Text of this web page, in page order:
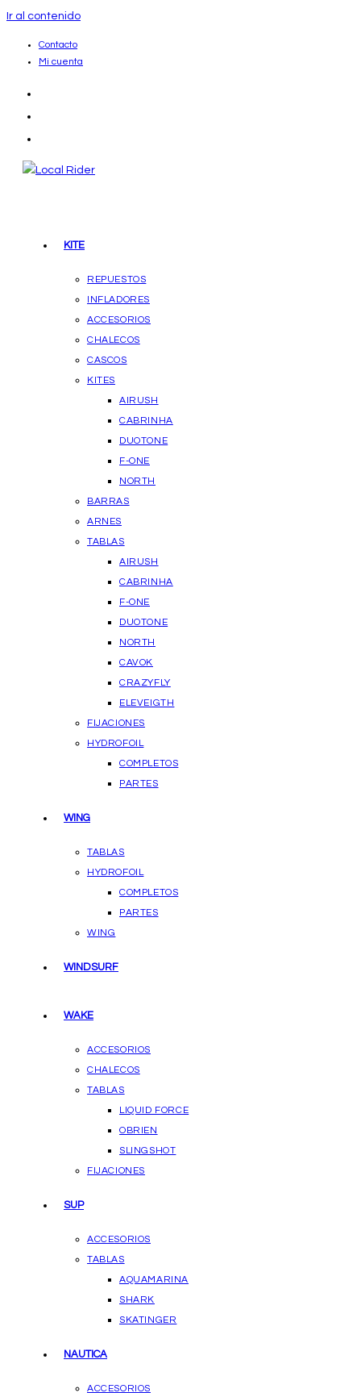
Ir al contenido
Contacto
Mi cuenta
KITE
REPUESTOS
INFLADORES
ACCESORIOS
CHALECOS
CASCOS
KITES
AIRUSH
CABRINHA
DUOTONE
F-ONE
NORTH
BARRAS
ARNES
TABLAS
AIRUSH
CABRINHA
F-ONE
DUOTONE
NORTH
CAVOK
CRAZYFLY
ELEVEIGTH
FIJACIONES
HYDROFOIL
COMPLETOS
PARTES
WING
TABLAS
HYDROFOIL
COMPLETOS
PARTES
WING
WINDSURF
WAKE
ACCESORIOS
CHALECOS
TABLAS
LIQUID FORCE
OBRIEN
SLINGSHOT
FIJACIONES
SUP
ACCESORIOS
TABLAS
AQUAMARINA
SHARK
SKATINGER
NAUTICA
ACCESORIOS